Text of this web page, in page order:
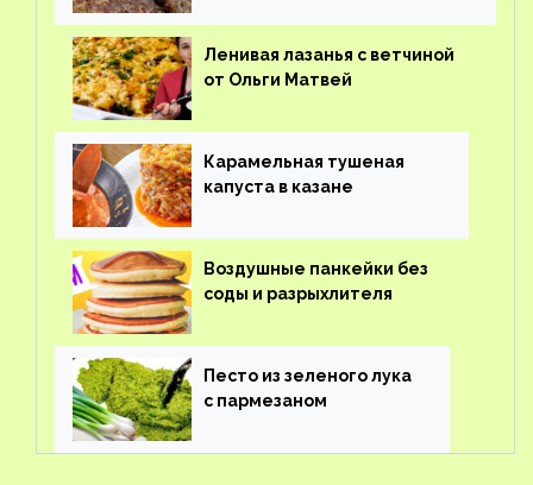
Ленивая лазанья с ветчиной
от Ольги Матвей
Карамельная тушеная
капуста в казане
Воздушные панкейки без
соды и разрыхлителя
Песто из зеленого лука
с пармезаном